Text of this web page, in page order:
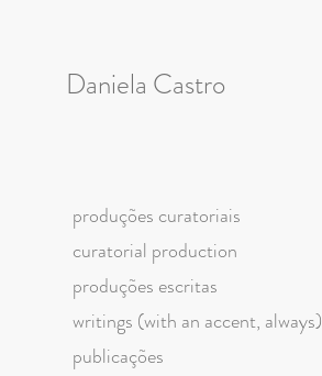
produções curatoriais
curatorial production
produções escritas
writings (with an accent, always)
publicações
Daniela Castro